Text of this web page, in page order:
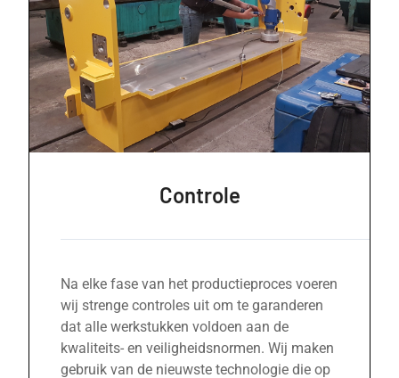
Controle
Na elke fase van het productieproces voeren
wij strenge controles uit om te garanderen
dat alle werkstukken voldoen aan de
kwaliteits- en veiligheidsnormen. Wij maken
gebruik van de nieuwste technologie die op